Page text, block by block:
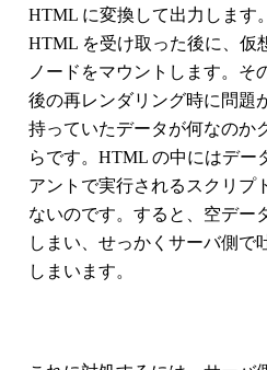
HTML に変換して出力します
HTML を受け取った後に、仮
ノードをマウントします。そ
後の再レンダリング時に問題
持っていたデータが何なのか
らです。HTML の中にはデー
アントで実行されるスクリプ
ないのです。すると、空デー
しまい、せっかくサーバ側で
しまいます。